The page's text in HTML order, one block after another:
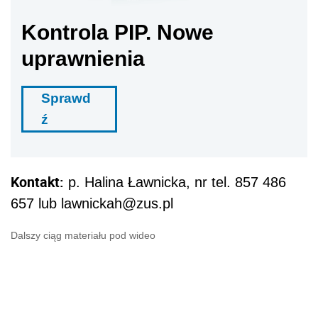
Kontrola PIP. Nowe
uprawnienia
Sprawd
ź
Kontakt: p. Halina Ławnicka, nr tel. 857 486
657 lub lawnickah@zus.pl
Dalszy ciąg materiału pod wideo